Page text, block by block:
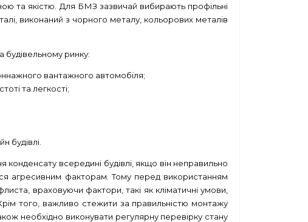
та якістю. Для БМЗ зазвичай вибирають профільні
виконаний з чорного металу, кольорових металів
будівельному ринку:
вантажного автомобіля;
та легкості;
будівлі.
всередині будівлі, якщо він неправильно
агресивним факторам. Тому перед використанням
враховуючи фактори, такі як кліматичні умови,
того, важливо стежити за правильністю монтажу
необхідно виконувати регулярну перевірку стану